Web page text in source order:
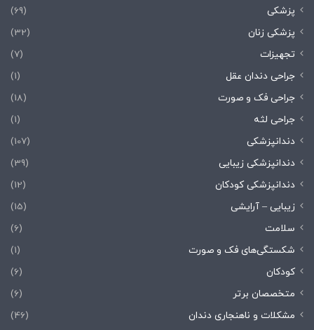
پزشکی
(69)
پزشکی زنان
(32)
تجهیزات
(7)
جراحی دندان عقل
(1)
جراحی فک و صورت
(18)
جراحی لثه
(1)
دندانپزشکی
(107)
دندانپزشکی زیبایی
(39)
دندانپزشکی کودکان
(12)
زیبایی – آرایشی
(15)
سلامت
(6)
شکستگی‌های فک و صورت
(1)
کودکان
(6)
متخصصان برتر
(6)
مشکلات و ناهنجاری دندان
(46)